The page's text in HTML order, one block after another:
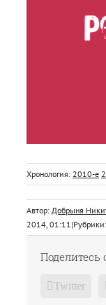
Хронология: 2010-е
Автор: Добрыня
2014, 01:11 |Рубрики:
Поделитесь
Twitter